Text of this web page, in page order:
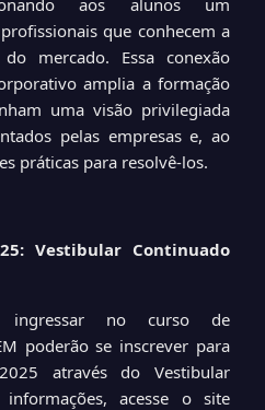
que conhecem a
mercado. Essa conexão
amplia a formação
uma visão privilegiada
pelas empresas e, ao
práticas para resolvê-los.
Vestibular Continuado
ingressar no curso de
poderão se inscrever para
através do Vestibular
acesse o site